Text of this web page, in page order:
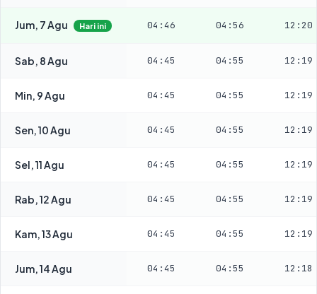
Jum, 7 Agu Hari ini 04:46 04:56 12:20
Sab, 8 Agu 04:45 04:55 12:19
Min, 9 Agu 04:45 04:55 12:19
Sen, 10 Agu 04:45 04:55 12:19
Sel, 11 Agu 04:45 04:55 12:19
Rab, 12 Agu 04:45 04:55 12:19
Kam, 13 Agu 04:45 04:55 12:19
Jum, 14 Agu 04:45 04:55 12:18